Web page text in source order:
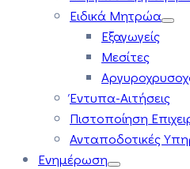
Ειδικά Μητρώα
Εξαγωγείς
Μεσίτες
Έντυπα-Αιτήσεις
Πιστοποίηση
Ανταποδοτικές
Ενημέρωση